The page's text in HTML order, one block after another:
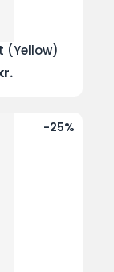
(Yellow)
-25%